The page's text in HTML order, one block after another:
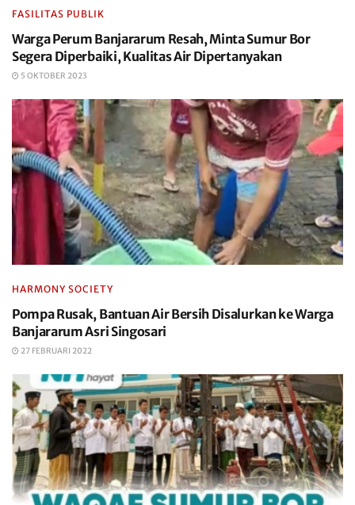
FASILITAS PUBLIK
Warga Perum Banjararum Resah, Minta Sumur Bor
Segera Diperbaiki, Kualitas Air Dipertanyakan
5 OKTOBER 2023
HARMONY SOCIETY
Pompa Rusak, Bantuan Air Bersih Disalurkan ke Warga
Banjararum Asri Singosari
27 FEBRUARI 2022